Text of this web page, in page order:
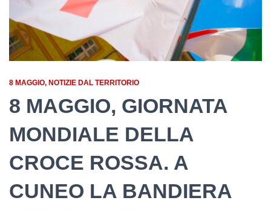
8 MAGGIO NOTIZIE DAL TERRITORIO
8 MAGGIO, GIORNATA
MONDIALE DELLA
CROCE ROSSA. A
CUNEO LA BANDIERA